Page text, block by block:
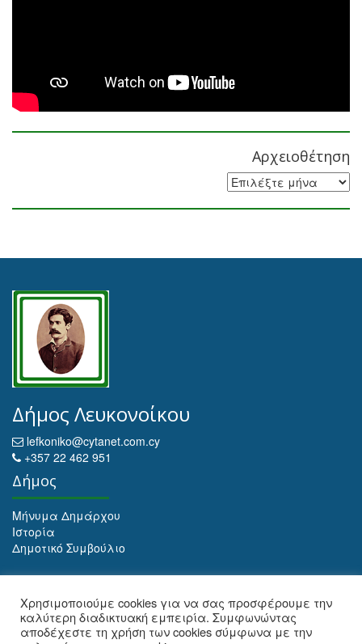
Αρχειοθέτηση
Αρχειοθέτηση
Δήμος Λευκονοίκου
lefkoniko@cytanet.com.cy
+357 22 462 951
Δήμος
Μήνυμα Δημάρχου
Ιστορία
Δημοτικό Συμβούλιο
Αρχειοθέτηση
Χρησιμοποιούμε cookies για να σας προσφέρουμε την
καλύτερη διαδικτυακή εμπειρία. Συμφωνώντας
αποδέχεστε τη χρήση των cookies σύμφωνα με την